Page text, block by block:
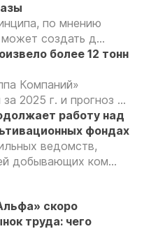
в
делу о
43
05.08.26
предложили
изменить
подходы к
регулированию
россыпной
золотодобычи
лицензирования
05.06.26
ДОМ.РФ и
по мнению
создать д...
более 12 тонн
Компаний»
2025 г. и прогноз ...
работу над
фондах
ведомств,
добывающих ком...
скоро
труда: чего